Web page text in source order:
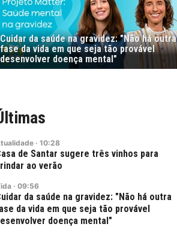
Cuidar da saúde na gravidez: "Não há outra
fase da vida em que seja tão provável
desenvolver doença mental"
· 10:28
de Santar sugere três vinhos para
ao verão
· 09:56
da saúde na gravidez: "Não há outra
da vida em que seja tão provável
doença mental"